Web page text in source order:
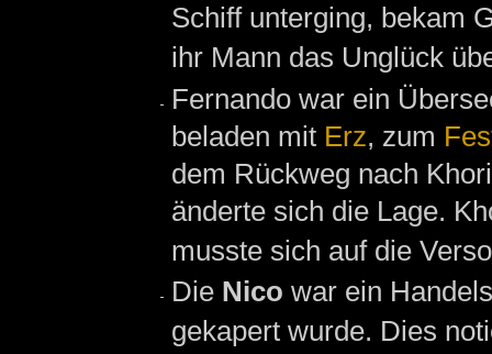
Schiff unterging, bekam
ihr Mann das Unglück
Fernando war ein
beladen mit Erz, zum
dem Rückweg nach
änderte sich die Lage.
musste sich auf die
Die Nico war ein
gekapert wurde. Dies